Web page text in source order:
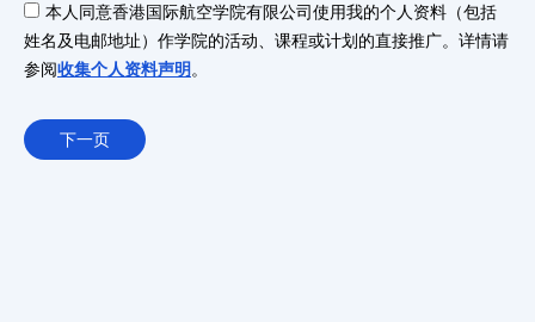
本人同意香港国际航空学院有限公司使用我的个人资料（包括
姓名及电邮地址）作学院的活动、课程或计划的直接推广。详情请
参阅收集个人资料声明。
下一页